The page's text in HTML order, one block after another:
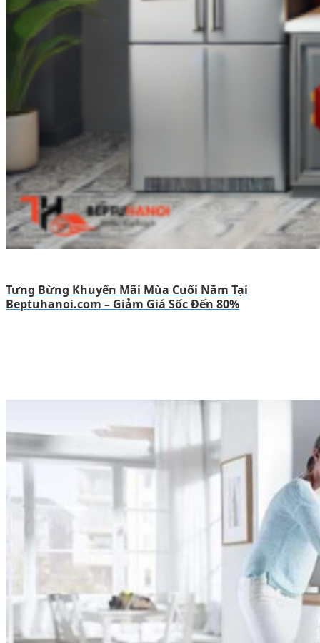
Tưng Bừng Khuyến Mãi Mùa Cuối Năm Tại
Beptuhanoi.com – Giảm Giá Sốc Đến 80%